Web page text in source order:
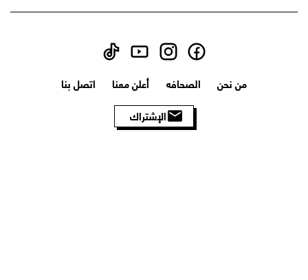
من نحن الصحافه أعلن معنا اتصل بنا
الإشتراك